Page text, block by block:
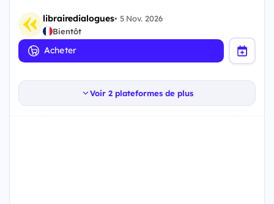
librairedialogues• 5 Nov. 2026
Bientôt
Acheter
Voir 2 plateformes de plus